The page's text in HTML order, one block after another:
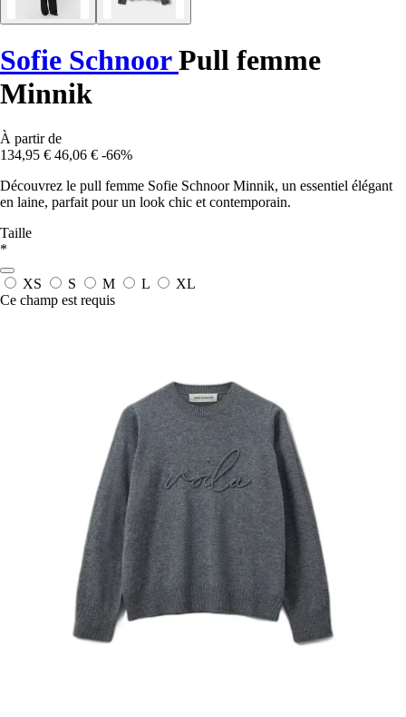
Sofie SchnoorPull femme
Minnik
À partir de
134,95 € 46,06 € -66%
Découvrez le pull femme Sofie Schnoor Minnik, un essentiel élégant
en laine, parfait pour un look chic et contemporain.
Taille
*
XS S M L
XL
Ce champ est requis